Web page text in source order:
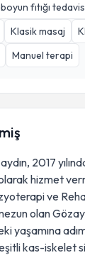
fıtığı
Klasik masaj
Manuel terapi
2017
hizmet
ve
olan
yaşamına
kas-iskelet